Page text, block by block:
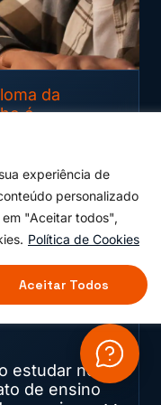
experiência de
personalizado
"Aceitar todos",
Política de Cookies
Aceitar Todos
de
da
é
Faculdade
é
pelo
e seus cursos
estudar no
de ensino